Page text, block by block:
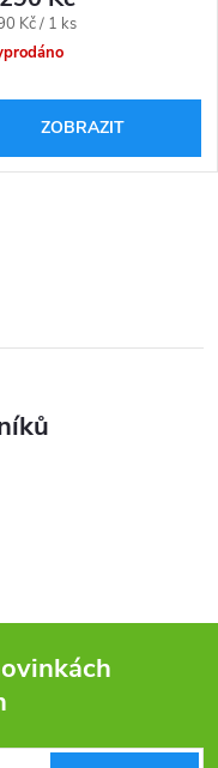
Kč / 1 ks
ZOBRAZIT